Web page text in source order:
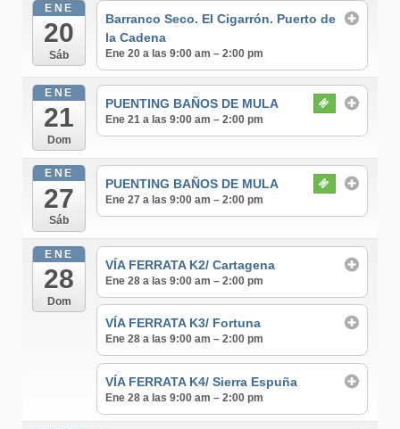
ENE
20
Sáb
Barranco Seco. El Cigarrón. Puerto de
la Cadena
Ene 20 a las 9:00 am – 2:00 pm
ENE
21
Dom
PUENTING BAÑOS DE MULA
Ene 21 a las 9:00 am – 2:00 pm
ENE
27
Sáb
PUENTING BAÑOS DE MULA
Ene 27 a las 9:00 am – 2:00 pm
ENE
28
Dom
VÍA FERRATA K2/ Cartagena
Ene 28 a las 9:00 am – 2:00 pm
VÍA FERRATA K3/ Fortuna
Ene 28 a las 9:00 am – 2:00 pm
VÍA FERRATA K4/ Sierra Espuña
Ene 28 a las 9:00 am – 2:00 pm